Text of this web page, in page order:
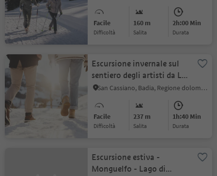
Facile
Difficoltà
160 m
Salita
2h:00 Min
durata
Escursione invernale sul
sentiero degli artisti da La
Villa a San Cassiano
San Cassiano, Badia, Regione dolomitica Alta Badia
Facile
Difficoltà
237 m
Salita
1h:40 Min
durata
Escursione estiva -
Monguelfo - Lago di